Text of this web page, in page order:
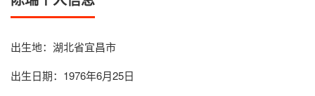
出生地：湖北省宜昌市
出生日期：1976年6月25日